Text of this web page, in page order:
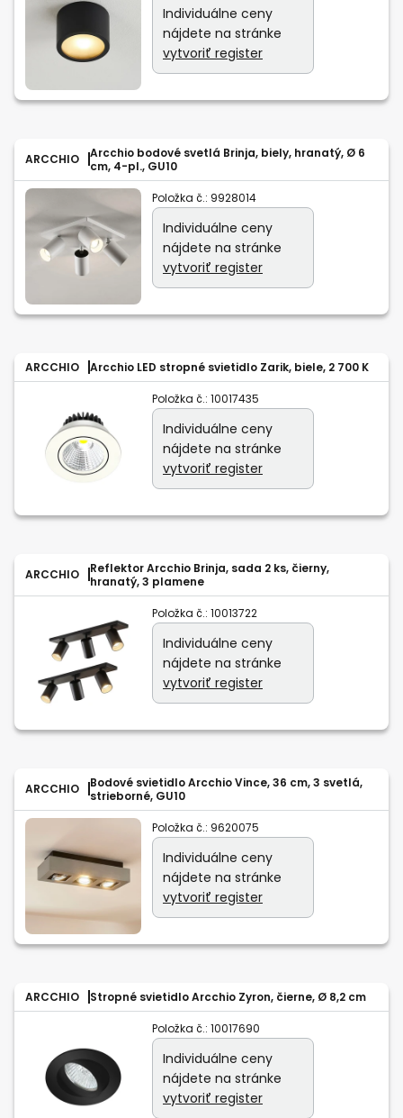
Individuálne ceny
nájdete na stránke
vytvoriť register
ARCCHIO
Arcchio bodové svetlá Brinja, biely, hranatý, Ø 6
cm, 4-pl., GU10
Položka č.: 9928014
Individuálne ceny
nájdete na stránke
vytvoriť register
ARCCHIO Arcchio LED stropné svietidlo Zarik, biele, 2 700 K
Položka č.: 10017435
Individuálne ceny
nájdete na stránke
vytvoriť register
ARCCHIO
Reflektor Arcchio Brinja, sada 2 ks, čierny,
hranatý, 3 plamene
Položka č.: 10013722
Individuálne ceny
nájdete na stránke
vytvoriť register
ARCCHIO
Bodové svietidlo Arcchio Vince, 36 cm, 3 svetlá,
strieborné, GU10
Položka č.: 9620075
Individuálne ceny
nájdete na stránke
vytvoriť register
ARCCHIO Stropné svietidlo Arcchio Zyron, čierne, Ø 8,2 cm
Položka č.: 10017690
Individuálne ceny
nájdete na stránke
vytvoriť register